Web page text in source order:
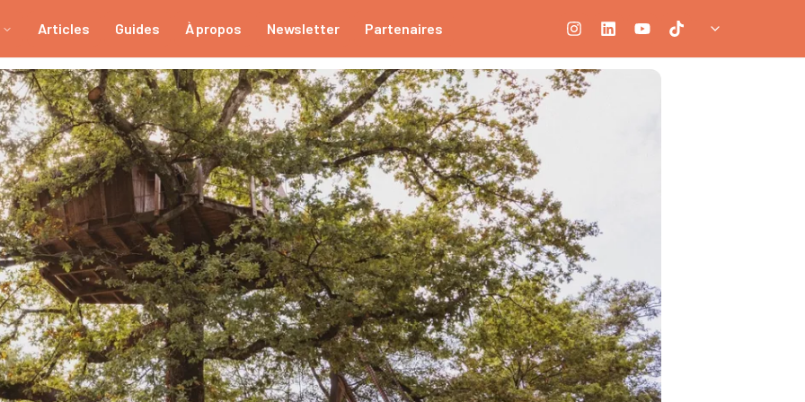
Articles Guides À propos Newsletter Partenaires